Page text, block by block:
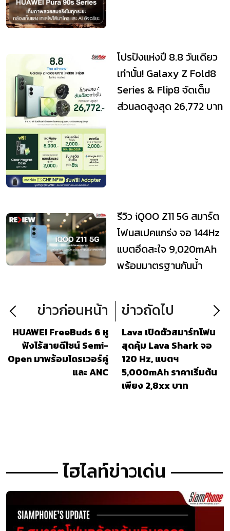
โปรปังแห่งปี 8.8 วันเดียว
เท่านั้น! Galaxy Z Fold8
Series & Flip8 จัดเต็ม
ส่วนลดสูงสุด 26,772 บาท
รีวิว iQOO Z11 5G สมาร์ต
โฟนสเปคแกร่ง จอ 144Hz
แบตอึดสะใจ 9,020mAh
พร้อมมาตรฐานกันน้ำ
ข่าวก่อนหน้า
HUAWEI FreeBuds 6 หู
ฟังไร้สายดีไซน์ Semi-
Open มาพร้อมไดรเวอร์คู่
และ ANC
ข่าวถัดไป
Lava เปิดตัวสมาร์ทโฟน
สุดคุ้ม Lava Shark จอ
120 Hz, แบตฯ
5,000mAh ราคาเริ่มต้น
เพียง 2,8xx บาท
ไฮไลท์ข่าวเด่น